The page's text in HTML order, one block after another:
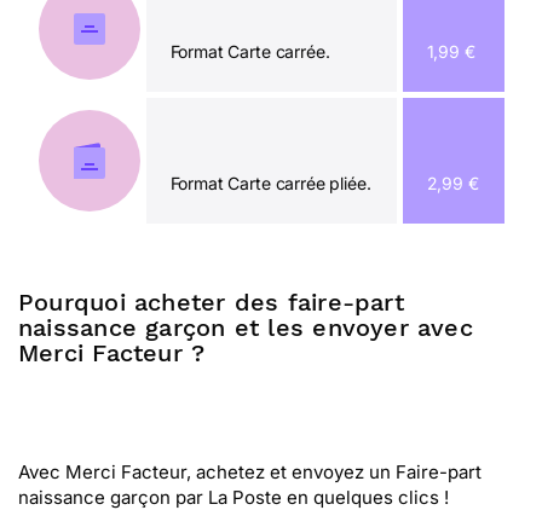
Format Carte carrée. 1,99 €
Format Carte carrée pliée. 2,99 €
Pourquoi acheter des faire-part
naissance garçon et les envoyer avec
Merci Facteur ?
Avec Merci Facteur, achetez et envoyez un Faire-part
naissance garçon par La Poste en quelques clics !